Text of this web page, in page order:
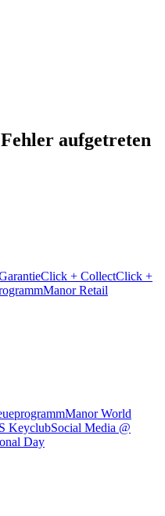
aufgetreten
Click + CollectClick +
Manor Retail
Manor World
KeyclubSocial Media @
Day